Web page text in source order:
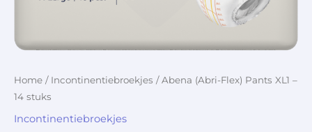
Home / Incontinentiebroekjes / Abena (Abri-Flex) Pants XL1 –
14 stuks
Incontinentiebroekjes